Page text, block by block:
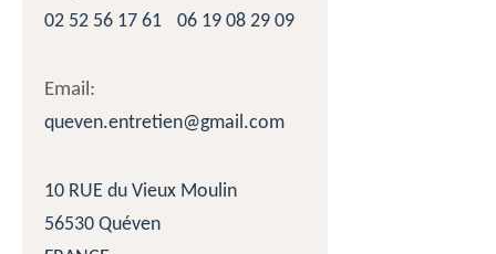
02 52 56 17 61
06 19 08 29 09
Email:
queven.entretien@gmail.com
10 RUE du Vieux Moulin
56530 Quéven